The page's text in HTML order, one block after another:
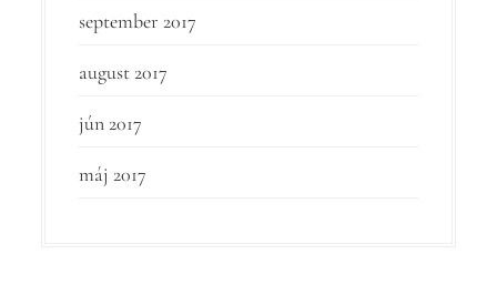
september 2017
august 2017
jún 2017
máj 2017